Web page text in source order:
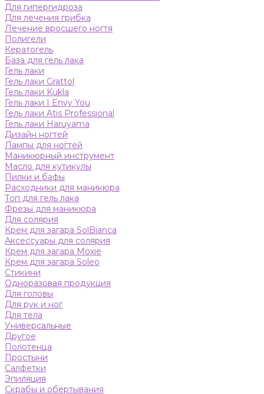
Для гипергидроза
Для лечения грибка
Лечение вросшего ногтя
Полигели
Кератогель
База для гель лака
Гель лаки
Гель лаки Grattol
Гель лаки Kukla
Гель лаки I Envy You
Гель лаки Atis Professional
Гель лаки Haruyama
Дизайн ногтей
Лампы для ногтей
Маникюрный инструмент
Масло для кутикулы
Пилки и бафы
Расходники для маникюра
Топ для гель лака
Фрезы для маникюра
Для солярия
Крем для загара SolBianca
Аксессуары для солярия
Крем для загара Moxie
Крем для загара Soleo
Стикини
Одноразовая продукция
Для головы
Для рук и ног
Для тела
Универсальные
Другое
Полотенца
Простыни
Салфетки
Эпиляция
Скрабы и обертывания